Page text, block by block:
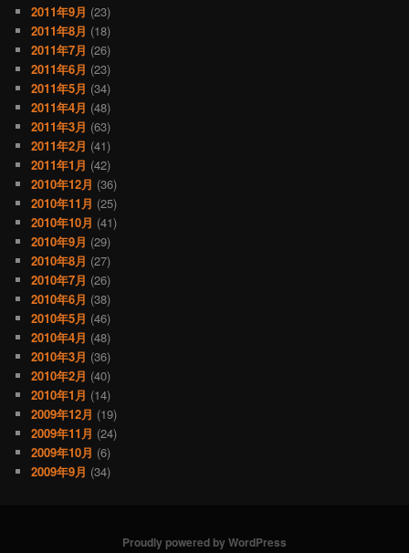
2011年9月 (23)
2011年8月 (18)
2011年7月 (26)
2011年6月 (23)
2011年5月 (34)
2011年4月 (48)
2011年3月 (63)
2011年2月 (41)
2011年1月 (42)
2010年12月 (36)
2010年11月 (25)
2010年10月 (41)
2010年9月 (29)
2010年8月 (27)
2010年7月 (26)
2010年6月 (38)
2010年5月 (46)
2010年4月 (48)
2010年3月 (36)
2010年2月 (40)
2010年1月 (14)
2009年12月 (19)
2009年11月 (24)
2009年10月 (6)
2009年9月 (34)
Proudly powered by WordPress